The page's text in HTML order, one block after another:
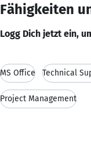
Fähigkeiten
Logg Dich jetzt ein,
MS Office Technical
Project Management